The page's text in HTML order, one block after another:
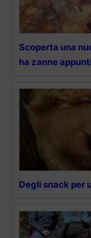
Scoperta una
ha zanne
Degli snack per